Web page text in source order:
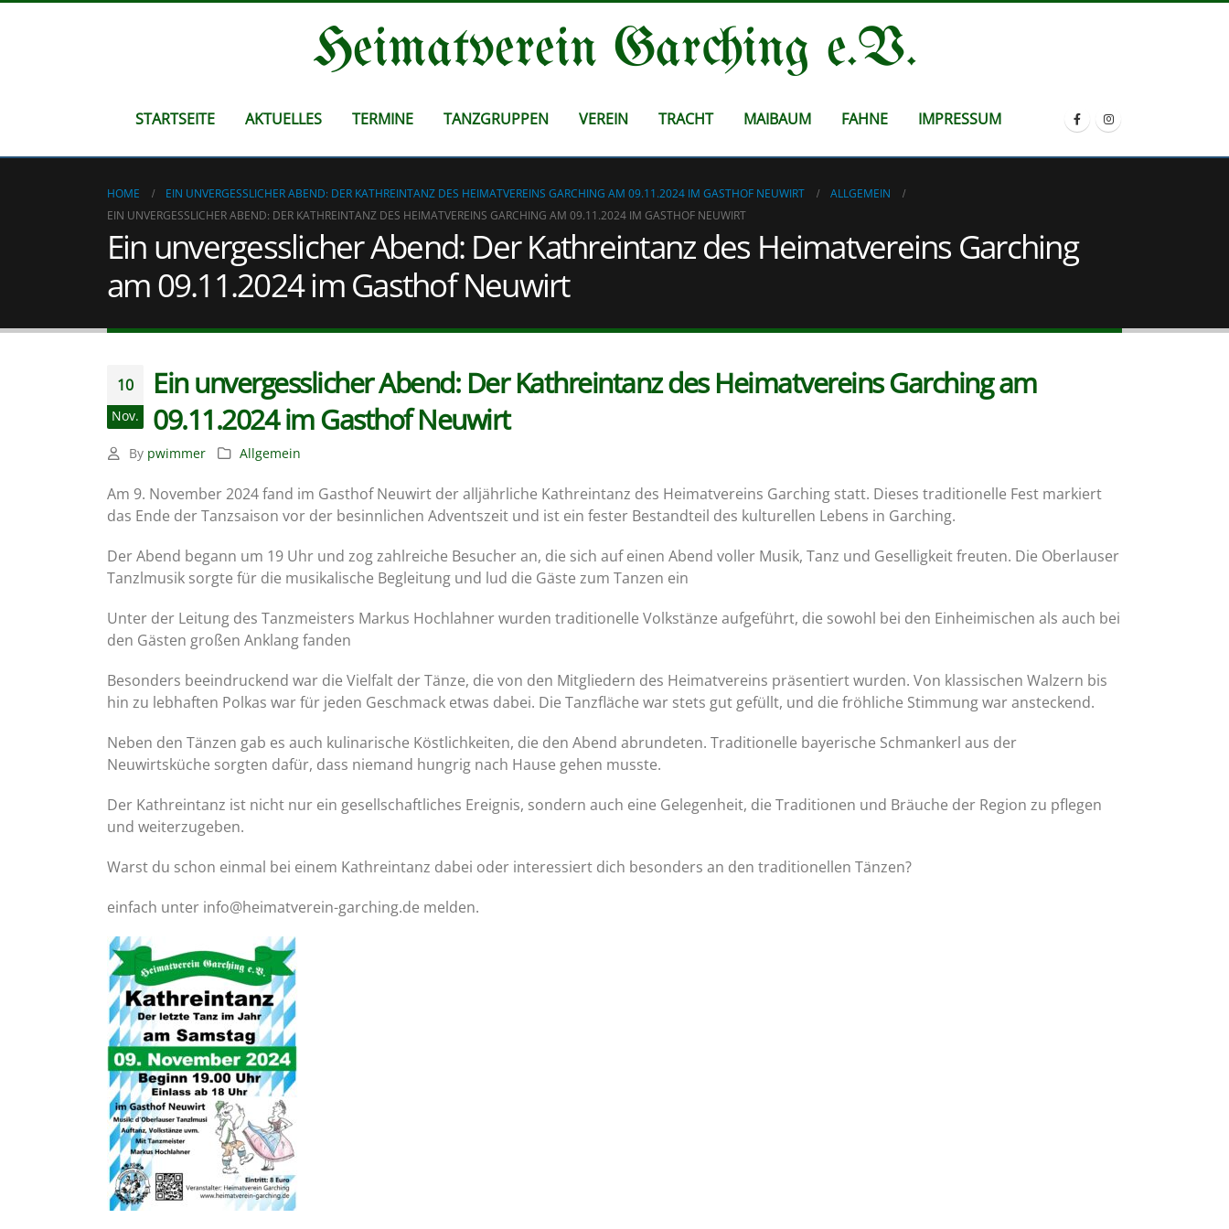
Heimatverein Garching e.V.
STARTSEITE AKTUELLES TERMINE TANZGRUPPEN VEREIN TRACHT MAIBAUM FAHNE IMPRESSUM
HOME EIN UNVERGESSLICHER ABEND: DER KATHREINTANZ DES HEIMATVEREINS GARCHING AM 09.11.2024 IM GASTHOF NEUWIRT
ALLGEMEIN
EIN UNVERGESSLICHER ABEND: DER KATHREINTANZ DES HEIMATVEREINS GARCHING AM 09.11.2024 IM GASTHOF NEUWIRT
Ein unvergesslicher Abend: Der Kathreintanz des Heimatvereins Garching
am 09.11.2024 im Gasthof Neuwirt
10
Nov.
Ein unvergesslicher Abend: Der Kathreintanz des Heimatvereins Garching am
09.11.2024 im Gasthof Neuwirt
By pwimmer Allgemein
Am 9. November 2024 fand im Gasthof Neuwirt der alljährliche Kathreintanz des Heimatvereins Garching statt. Dieses traditionelle Fest markiert
das Ende der Tanzsaison vor der besinnlichen Adventszeit und ist ein fester Bestandteil des kulturellen Lebens in Garching.
Der Abend begann um 19 Uhr und zog zahlreiche Besucher an, die sich auf einen Abend voller Musik, Tanz und Geselligkeit freuten. Die Oberlauser
Tanzlmusik sorgte für die musikalische Begleitung und lud die Gäste zum Tanzen ein
Unter der Leitung des Tanzmeisters Markus Hochlahner wurden traditionelle Volkstänze aufgeführt, die sowohl bei den Einheimischen als auch bei
den Gästen großen Anklang fanden
Besonders beeindruckend war die Vielfalt der Tänze, die von den Mitgliedern des Heimatvereins präsentiert wurden. Von klassischen Walzern bis
hin zu lebhaften Polkas war für jeden Geschmack etwas dabei. Die Tanzfläche war stets gut gefüllt, und die fröhliche Stimmung war ansteckend.
Neben den Tänzen gab es auch kulinarische Köstlichkeiten, die den Abend abrundeten. Traditionelle bayerische Schmankerl aus der
Neuwirtsküche sorgten dafür, dass niemand hungrig nach Hause gehen musste.
Der Kathreintanz ist nicht nur ein gesellschaftliches Ereignis, sondern auch eine Gelegenheit, die Traditionen und Bräuche der Region zu pflegen
und weiterzugeben.
Warst du schon einmal bei einem Kathreintanz dabei oder interessiert dich besonders an den traditionellen Tänzen?
einfach unter info@heimatverein-garching.de melden.